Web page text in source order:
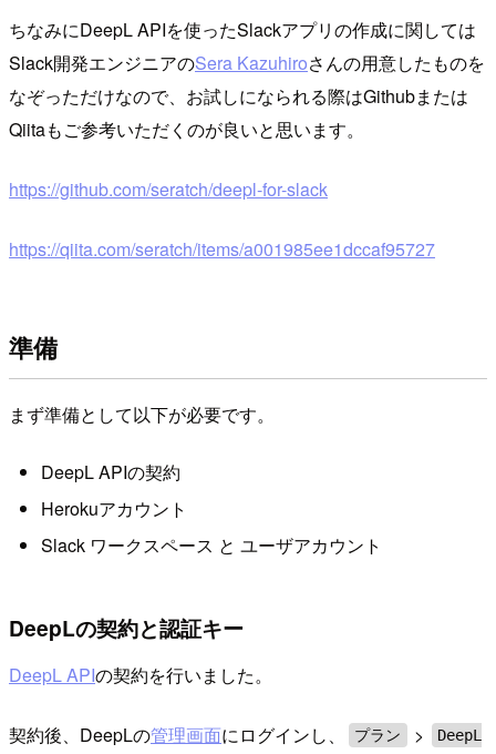
ちなみにDeepL APIを使ったSlackアプリの作成に関しては
Slack開発エンジニアのSera Kazuhiroさんの用意したものを
なぞっただけなので、お試しになられる際はGithubまたは
Qiitaもご参考いただくのが良いと思います。
https://github.com/seratch/deepl-for-slack
https://qiita.com/seratch/items/a001985ee1dccaf95727
準備
まず準備として以下が必要です。
DeepL APIの契約
Herokuアカウント
Slack ワークスペース と ユーザアカウント
DeepLの契約と認証キー
DeepL APIの契約を行いました。
契約後、DeepLの管理画面にログインし、 プラン >
DeepL